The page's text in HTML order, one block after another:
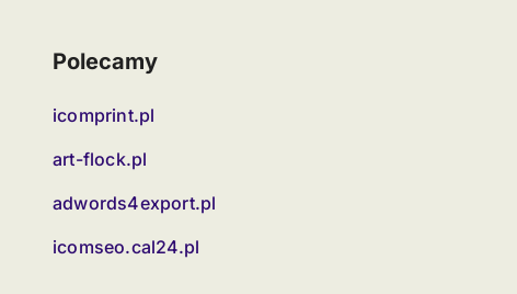
Polecamy
icomprint.pl
art-flock.pl
adwords4export.pl
icomseo.cal24.pl